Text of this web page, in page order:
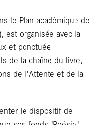
le Plan académique de
est organisée avec la
et ponctuée
de la chaîne du livre,
de l'Attente et de la
le dispositif de